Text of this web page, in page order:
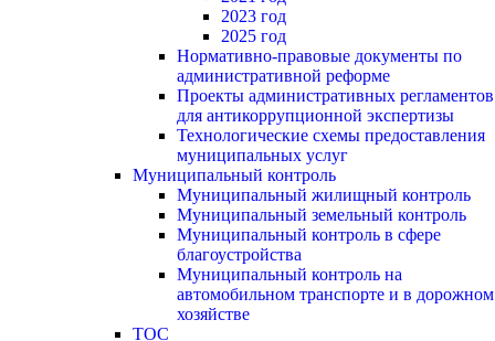
2023 год
2025 год
Нормативно-правовые документы по
административной реформе
Проекты административных регламентов
для антикоррупционной экспертизы
Технологические схемы предоставления
муниципальных услуг
Муниципальный контроль
Муниципальный жилищный контроль
Муниципальный земельный контроль
Муниципальный контроль в сфере
благоустройства
Муниципальный контроль на
автомобильном транспорте и в дорожном
хозяйстве
ТОС